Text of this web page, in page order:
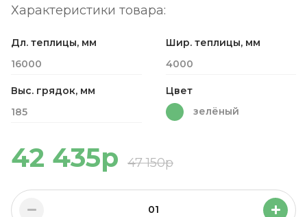
Характеристики товара:
Дл. теплицы, мм
16000
Шир. теплицы, мм
4000
Выс. грядок, мм
185
Цвет
зелёный
42 435р 47 150р
01